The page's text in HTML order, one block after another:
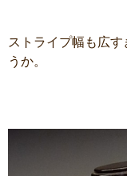
ストライプ幅も広
うか。